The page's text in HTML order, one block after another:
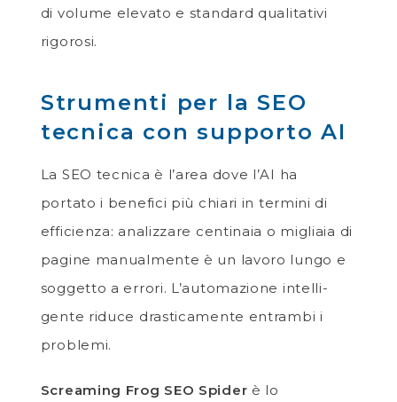
di volume elevato e standard qualitativi
rigorosi.
Strumenti per la SEO
tecnica con supporto AI
La SEO tecnica è l’area dove l’AI ha
portato i benefici più chiari in termini di
efficienza: analizzare centinaia o migliaia di
pagine manualmente è un lavoro lungo e
soggetto a errori. L’automazione intelli­
gente riduce drasticamente entrambi i
problemi.
Screaming Frog SEO Spider è lo